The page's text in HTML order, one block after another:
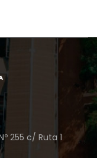
255 c/ Ruta 1